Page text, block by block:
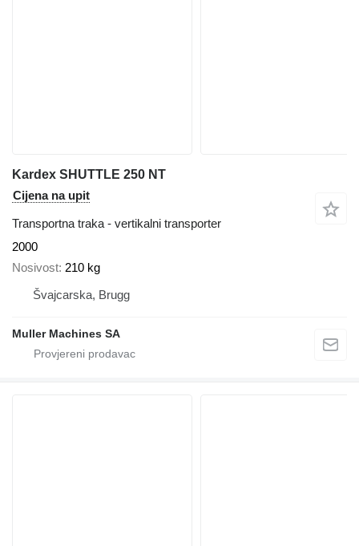
Kardex SHUTTLE 250 NT
Cijena na upit
Transportna traka - vertikalni transporter
2000
Nosivost 210 kg
Švајcarska, Brugg
Muller Machines SA